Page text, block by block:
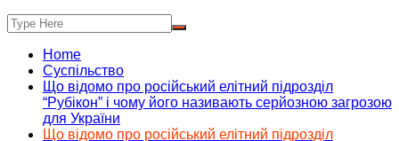
Home
Суспільство
Що відомо про російський елітний підрозділ
“Рубікон” і чому його називають серйозною загрозою
для України
Що відомо про російський елітний підрозділ